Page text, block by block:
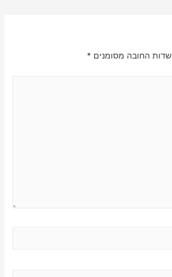
שדות החובה מסומנים *